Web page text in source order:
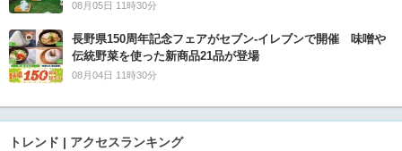
08月05日 11時30分
長野県150周年記念フェアがセブン-イレブンで開催 味噌や
伝統野菜を使った新商品21品が登場
08月04日 11時30分
トレンド | アクセスランキング